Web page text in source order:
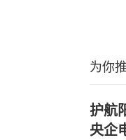
为你
护航
央企